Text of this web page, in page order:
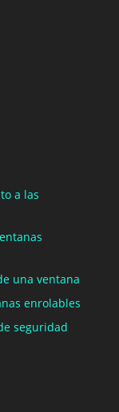
a las
una ventana
enrolables
seguridad